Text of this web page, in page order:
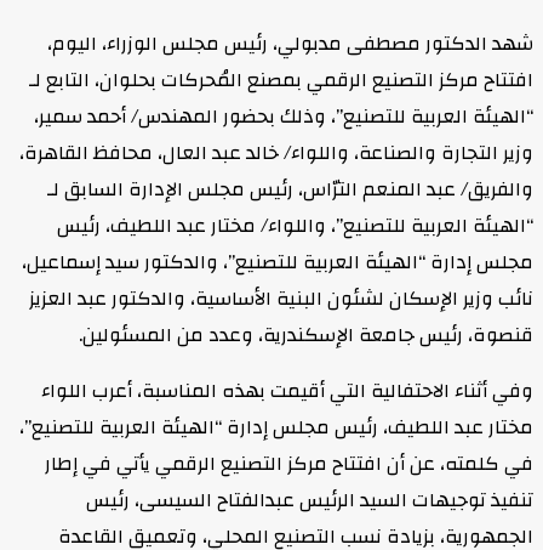
شهد الدكتور مصطفى مدبولي، رئيس مجلس الوزراء، اليوم،
افتتاح مركز التصنيع الرقمي بمصنع المُحركات بحلوان، التابع لـ
“الهيئة العربية للتصنيع”، وذلك بحضور المهندس/ أحمد سمير،
وزير التجارة والصناعة، واللواء/ خالد عبد العال، محافظ القاهرة،
والفريق/ عبد المنعم الترّاس، رئيس مجلس الإدارة السابق لـ
“الهيئة العربية للتصنيع”، واللواء/ مختار عبد اللطيف، رئيس
مجلس إدارة “الهيئة العربية للتصنيع”، والدكتور سيد إسماعيل،
نائب وزير الإسكان لشئون البنية الأساسية، والدكتور عبد العزيز
قنصوة، رئيس جامعة الإسكندرية، وعدد من المسئولين.
وفي أثناء الاحتفالية التي أقيمت بهذه المناسبة، أعرب اللواء
مختار عبد اللطيف، رئيس مجلس إدارة “الهيئة العربية للتصنيع”،
في كلمته، عن أن افتتاح مركز التصنيع الرقمي يأتي في إطار
تنفيذ توجيهات السيد الرئيس عبدالفتاح السيسى، رئيس
الجمهورية، بزيادة نسب التصنيع المحلي، وتعميق القاعدة